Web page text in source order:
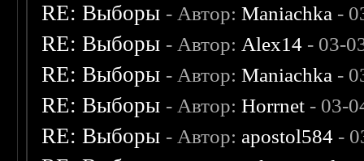
RE: Выборы - Автор:Maniachka -
RE: Выборы - Автор: Alex14 - 03-
RE: Выборы - Автор:Maniachka -
RE: Выборы - Автор:Horrnet - 03-
RE: Выборы - Автор: apostol584 -